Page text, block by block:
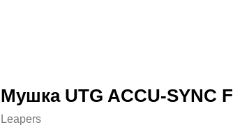
Мушка UTG ACCU-SYNC
Leapers